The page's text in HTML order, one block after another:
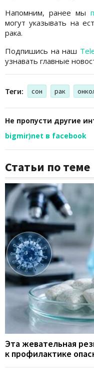
Напомним, ранее мы
могут указывать на
рака.
Подпишись на наш
узнавать главные
Теги: сон рак
Не пропусти другие
bigmir)net в facebook
Статьи по теме
Эта жевательная
к профилактике